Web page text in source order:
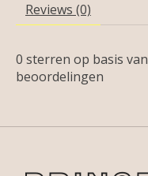
Reviews (0)
0 sterren op basis van
beoordelingen